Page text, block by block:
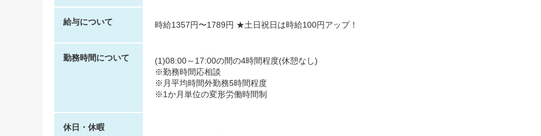
給与について 時給1357円〜1789円 ★土日祝日は時給100円アップ！
勤務時間について
(1)08:00～17:00の間の4時間程度(休憩なし)
※勤務時間応相談
※月平均時間外勤務5時間程度
※1か月単位の変形労働時間制
休日・休暇